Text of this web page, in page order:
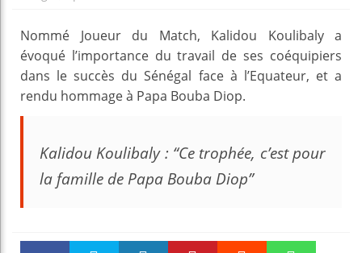
Nommé Joueur du Match, Kalidou Koulibaly a
évoqué l’importance du travail de ses coéquipiers
dans le succès du Sénégal face à l’Equateur, et a
rendu hommage à Papa Bouba Diop.
Kalidou Koulibaly : “Ce trophée, c’est pour
la famille de Papa Bouba Diop”